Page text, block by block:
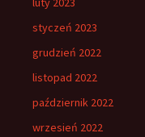
styczeń 2023
grudzień 2022
listopad 2022
październik 2022
wrzesień 2022